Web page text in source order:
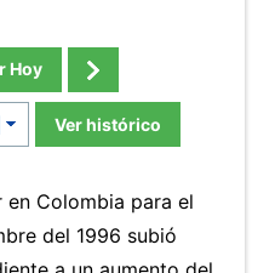
Hoy
Ver histórico
Colombia para el
del 1996 subió